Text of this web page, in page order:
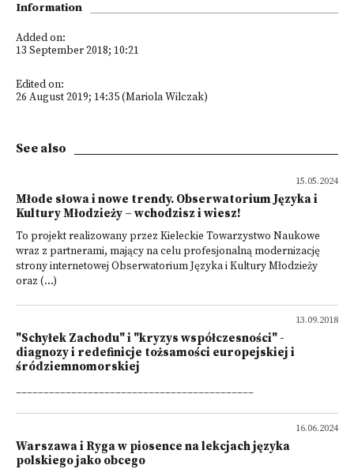
Information
Added on:
13 September 2018; 10:21
Edited on:
26 August 2019; 14:35 (Mariola Wilczak)
See also
15.05.2024
Młode słowa i nowe trendy. Obserwatorium Języka i
Kultury Młodzieży – wchodzisz i wiesz!
To projekt realizowany przez Kieleckie Towarzystwo Naukowe
wraz z partnerami, mający na celu profesjonalną modernizację
strony internetowej Obserwatorium Języka i Kultury Młodzieży
oraz (...)
13.09.2018
"Schyłek Zachodu" i "kryzys współczesności" -
diagnozy i redefinicje tożsamości europejskiej i
śródziemnomorskiej
___________________________________________
16.06.2024
Warszawa i Ryga w piosence na lekcjach języka
polskiego jako obcego